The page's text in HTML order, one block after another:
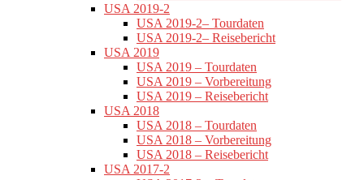
USA 2019-2
USA 2019-2– Tourdaten
USA 2019-2– Reisebericht
USA 2019
USA 2019 – Tourdaten
USA 2019 – Vorbereitung
USA 2019 – Reisebericht
USA 2018
USA 2018 – Tourdaten
USA 2018 – Vorbereitung
USA 2018 – Reisebericht
USA 2017-2